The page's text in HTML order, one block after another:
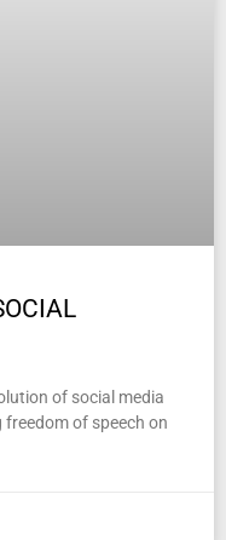
of social media
of speech on